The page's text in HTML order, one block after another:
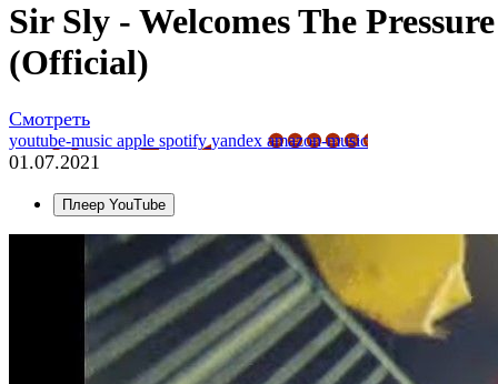
Sir Sly - Welcomes The Pressure
(Official)
Смотреть
youtube-music apple spotifyyandex amazon-music
01.07.2021
Плеер YouTube